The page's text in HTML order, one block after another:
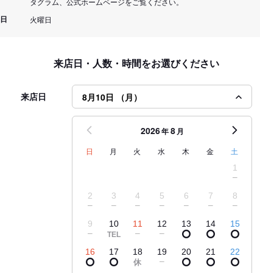
火曜日
来店日・人数・時間をお選びください
来店日 8月10日 （月）
2026年8月
日 月 火 水 木 金 土
1
2 3 4 5 6 7 8
9 10 11 12 13 14 15
16 17 18 19 20 21 22